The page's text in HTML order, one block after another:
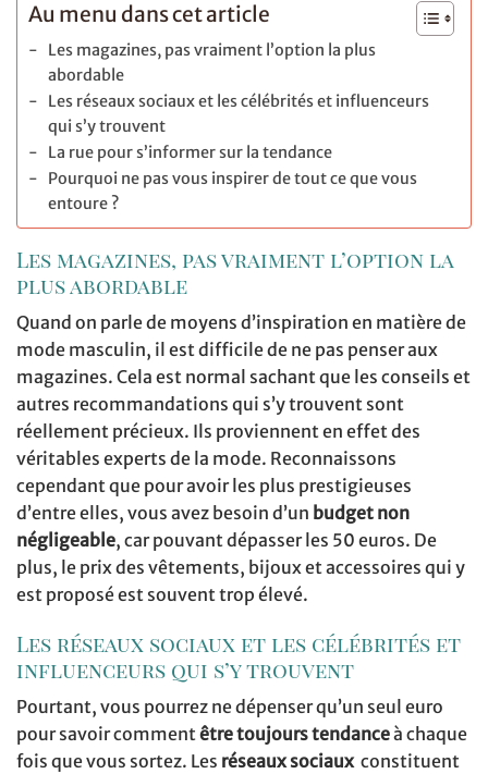
Au menu dans cet article
Les magazines, pas vraiment l’option la plus
abordable
Les réseaux sociaux et les célébrités et influenceurs
qui s’y trouvent
La rue pour s’informer sur la tendance
Pourquoi ne pas vous inspirer de tout ce que vous
entoure ?
Les magazines, pas vraiment l’option la
plus abordable
Quand on parle de moyens d’inspiration en matière de
mode masculin, il est difficile de ne pas penser aux
magazines. Cela est normal sachant que les conseils et
autres recommandations qui s’y trouvent sont
réellement précieux. Ils proviennent en effet des
véritables experts de la mode. Reconnaissons
cependant que pour avoir les plus prestigieuses
d’entre elles, vous avez besoin d’un budget non
négligeable, car pouvant dépasser les 50 euros. De
plus, le prix des vêtements, bijoux et accessoires qui y
est proposé est souvent trop élevé.
Les réseaux sociaux et les célébrités et
influenceurs qui s’y trouvent
Pourtant, vous pourrez ne dépenser qu’un seul euro
pour savoir commentêtre toujours tendanceà chaque
fois que vous sortez. Les réseaux sociauxconstituent